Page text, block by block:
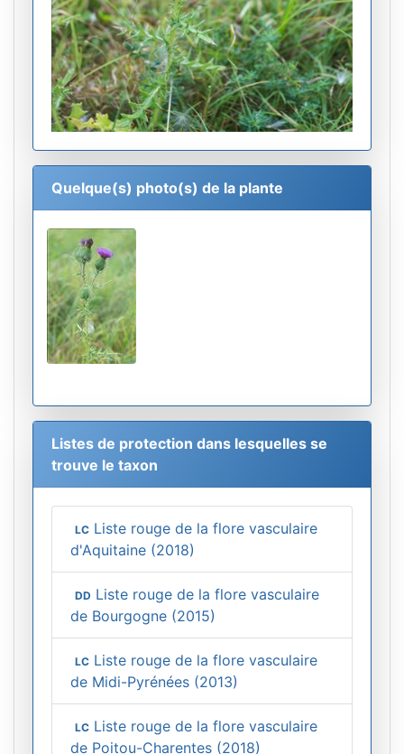
Quelque(s) photo(s) de la plante
Listes de protection dans lesquelles se
trouve le taxon
LC Liste rouge de la flore vasculaire
d'Aquitaine (2018)
DD Liste rouge de la flore vasculaire
de Bourgogne (2015)
LC Liste rouge de la flore vasculaire
de Midi-Pyrénées (2013)
LC Liste rouge de la flore vasculaire
de Poitou-Charentes (2018)